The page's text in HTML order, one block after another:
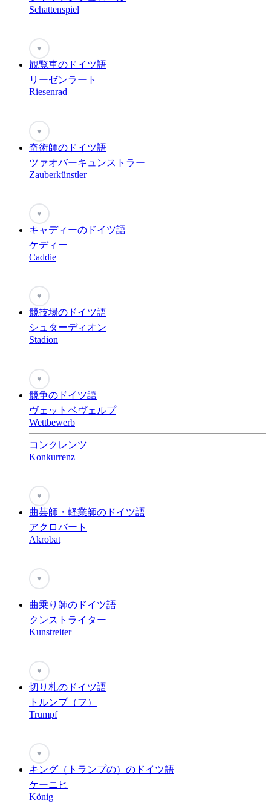
Schattenspiel
♥
観覧車のドイツ語
リーゼンラート
Riesenrad
♥
奇術師のドイツ語
ツァオバーキュンストラー
Zauberkünstler
♥
キャディーのドイツ語
ケディー
Caddie
♥
競技場のドイツ語
シュターディオン
Stadion
♥
競争のドイツ語
ヴェットベヴェルプ
Wettbewerb
コンクレンツ
Konkurrenz
♥
曲芸師・軽業師のドイツ語
アクロバート
Akrobat
♥
曲乗り師のドイツ語
クンストライター
Kunstreiter
♥
切り札のドイツ語
トルンプ（フ）
Trumpf
♥
キング（トランプの）のドイツ語
ケーニヒ
König